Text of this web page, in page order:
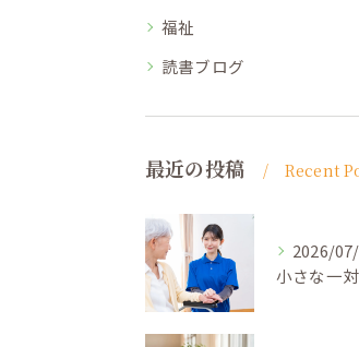
福祉
読書ブログ
最近の投稿 Recent
2026/